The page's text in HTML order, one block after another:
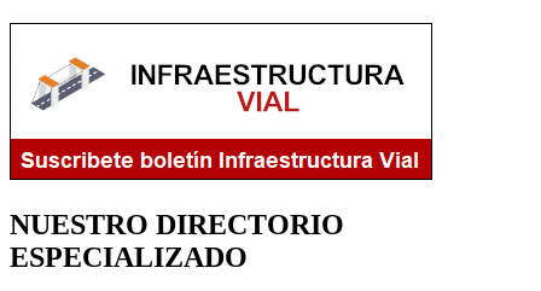
NUESTRO DIRECTORIO
ESPECIALIZADO